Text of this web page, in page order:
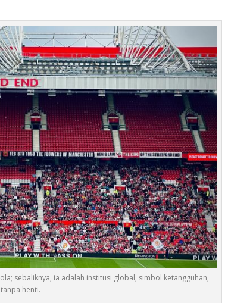
sebaliknya, ia adalah institusi global, simbol ketangguhan,
henti.